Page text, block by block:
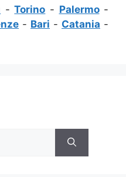
-Torino - Palermo-
- Bari - Catania -